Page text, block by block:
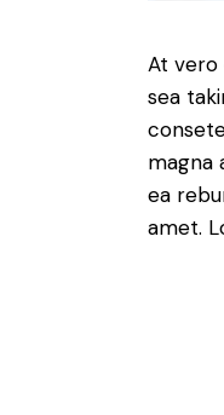
At vero
sea
magna
ea
amet.